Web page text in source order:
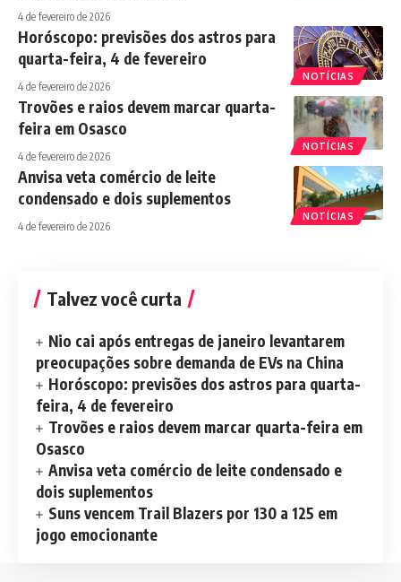
4 de fevereiro de 2026
NOTÍCIAS
Horóscopo: previsões dos astros para
quarta-feira, 4 de fevereiro
4 de fevereiro de 2026
NOTÍCIAS
Trovões e raios devem marcar quarta-
feira em Osasco
4 de fevereiro de 2026
NOTÍCIAS
Anvisa veta comércio de leite
condensado e dois suplementos
4 de fevereiro de 2026
Talvez você curta
Nio cai após entregas de janeiro levantarem
preocupações sobre demanda de EVs na China
Horóscopo: previsões dos astros para quarta-
feira, 4 de fevereiro
Trovões e raios devem marcar quarta-feira em
Osasco
Anvisa veta comércio de leite condensado e
dois suplementos
Suns vencem Trail Blazers por 130 a 125 em
jogo emocionante